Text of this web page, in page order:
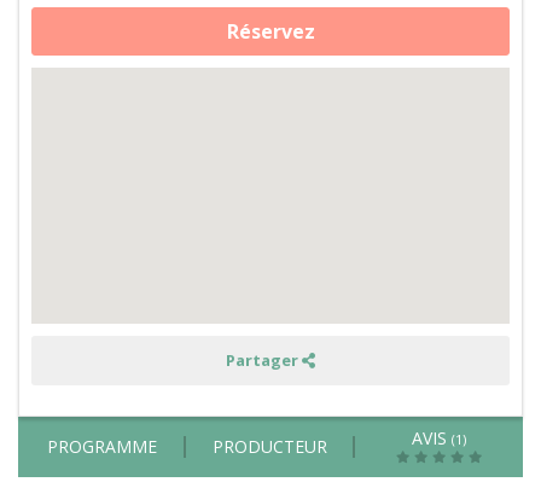
PROGRAMME PRODUCTEUR AVIS (1)
quantité
Découvrez
la
complète
Réservez
Partager